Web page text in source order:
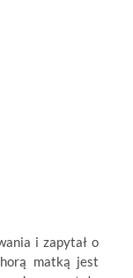
i zapytał o
matką jest